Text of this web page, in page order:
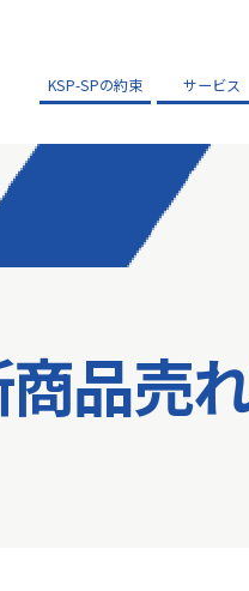
KSP-SPの約束 サービス
品売